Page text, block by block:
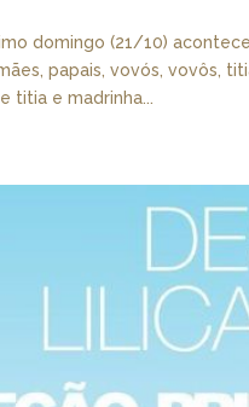
domingo (21/10)
papais, vovós, vovôs,
titia e madrinha...